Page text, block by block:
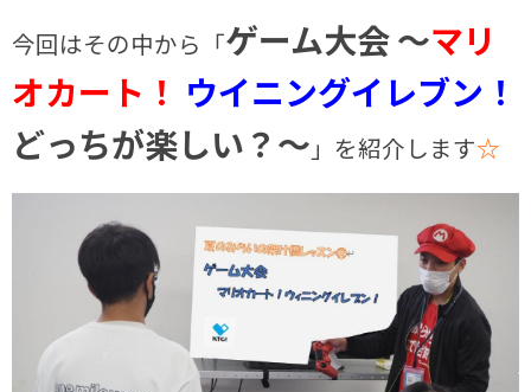
今回はその中から「ゲーム大会 ～マリ
オカート！ ウイニングイレブン！
どっちが楽しい？～ 」を紹介します☆